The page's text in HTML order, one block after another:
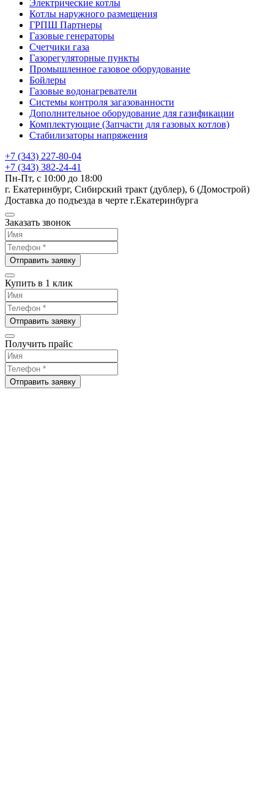
Электрические котлы
Котлы наружного размещения
ГРПШ Партнеры
Газовые генераторы
Счетчики газа
Газорегуляторные пункты
Промышленное газовое оборудование
Бойлеры
Газовые водонагреватели
Системы контроля загазованности
Дополнительное оборудование для газификации
Комплектующие (Запчасти для газовых котлов)
Стабилизаторы напряжения
+7 (343) 227-80-04
+7 (343) 382-24-41
Пн-Пт, с 10:00 до 18:00
г. Екатеринбург, Сибирский тракт (дублер), 6 (Домострой)
Доставка до подъезда в черте г.Екатеринбурга
Заказать звонок
Отправить заявку
Купить в 1 клик
Отправить заявку
Получить прайс
Отправить заявку